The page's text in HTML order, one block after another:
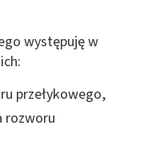
występuję w
przełykowego,
rozworu